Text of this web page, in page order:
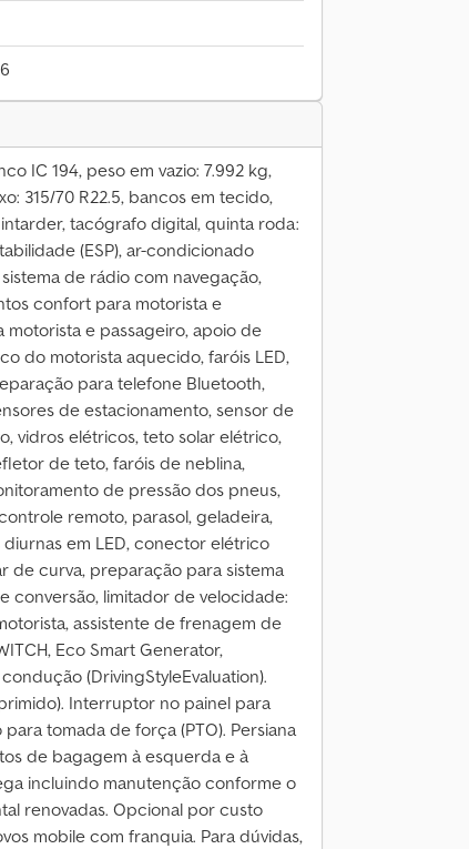
IC 194, peso em vazio: 7.992 kg,
315/70 R22.5, bancos em tecido,
tacógrafo digital, quinta roda:
(ESP), ar-condicionado
de rádio com navegação,
confort para motorista e
e passageiro, apoio de
do motorista aquecido, faróis LED,
para telefone Bluetooth,
de estacionamento, sensor de
vidros elétricos, teto solar elétrico,
de teto, faróis de neblina,
de pressão dos pneus,
remoto, parasol, geladeira,
em LED, conector elétrico
de curva, preparação para sistema
conversão, limitador de velocidade:
assistente de frenagem de
Eco Smart Generator,
(DrivingStyleEvaluation).
Interruptor no painel para
tomada de força (PTO). Persiana
de bagagem à esquerda e à
incluindo manutenção conforme o
renovadas. Opcional por custo
mobile com franquia. Para dúvidas,